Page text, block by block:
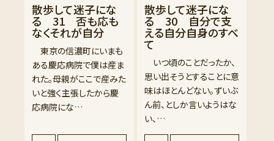
散歩して迷子にな
る 31 否も応も
なくそれが自分
東京の信濃町にいまも
ある慶応病院で僕は産ま
れた。母親がここで産みた
いと強く主張したから慶
応病院にな…
散歩して迷子にな
る 30 自分で支
える自分自身のすべ
て
いつ頃のことだったか、
思い出そうとすることに意
味はほとんどない。ずいぶ
ん前、としか言いようはな
い、…